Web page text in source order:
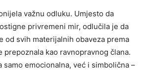
važnu odluku. Umjesto da
privremeni mir, odlučila je da
od svih materijalnih obaveza prema
prepoznala kao ravnopravnog člana.
samo emocionalna, već i simbolična –